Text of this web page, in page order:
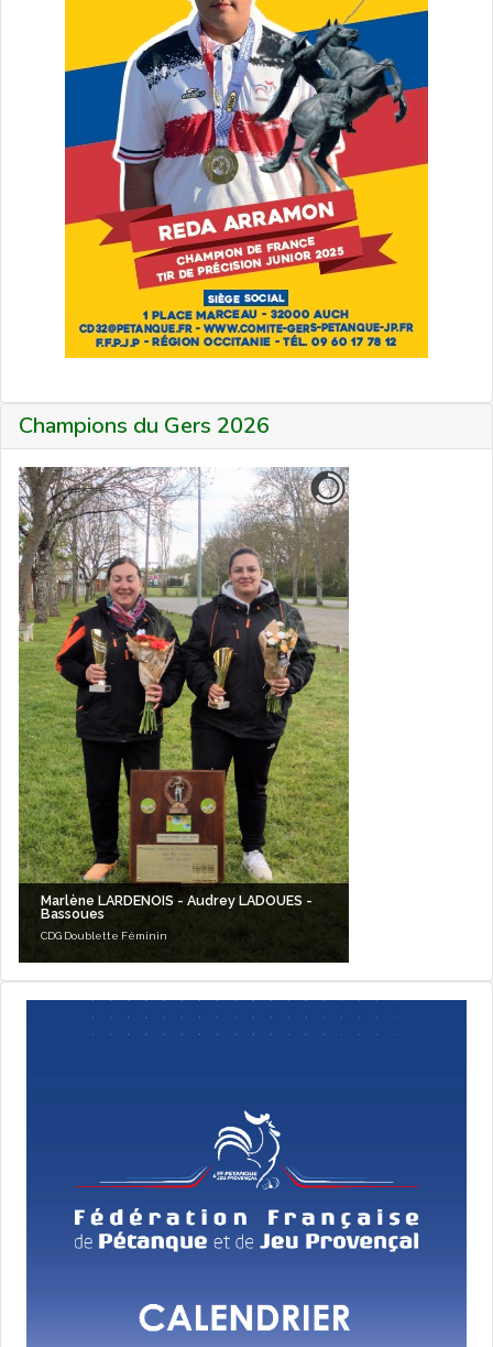
Champions du Gers 2026
Marlène LARDENOIS - Audrey LADOUES -
Bassoues
CDG Doublette Féminin